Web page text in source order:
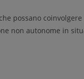
possano
non autonome in